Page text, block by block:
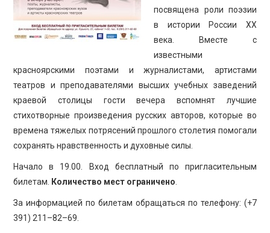
посвящена роли поэзии
в истории России XX
века. Вместе с
известными
красноярскими поэтами и журналистами, артистами
театров и преподавателями высших учебных заведений
краевой столицы гости вечера вспомнят лучшие
стихотворные произведения русских авторов, которые во
времена тяжелых потрясений прошлого столетия помогали
сохранять нравственность и духовные силы.
Начало в 19.00. Вход бесплатный по пригласительным
билетам.
Количество мест ограничено
За информацией по билетам обращаться по телефону: (+7
391) 211–82–69.